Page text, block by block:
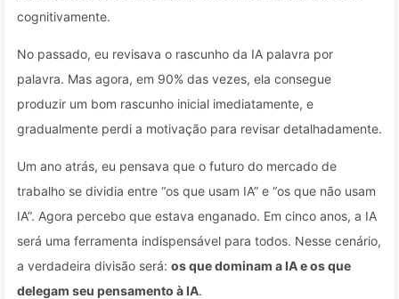
cognitivamente.
No passado, eu revisava o rascunho da IA palavra por
palavra. Mas agora, em 90% das vezes, ela consegue
produzir um bom rascunho inicial imediatamente, e
gradualmente perdi a motivação para revisar detalhadamente.
Um ano atrás, eu pensava que o futuro do mercado de
trabalho se dividia entre “os que usam IA” e “os que não usam
IA”. Agora percebo que estava enganado. Em cinco anos, a IA
será uma ferramenta indispensável para todos. Nesse cenário,
a verdadeira divisão será: os que dominam a IA e os que
delegam seu pensamento à IA.